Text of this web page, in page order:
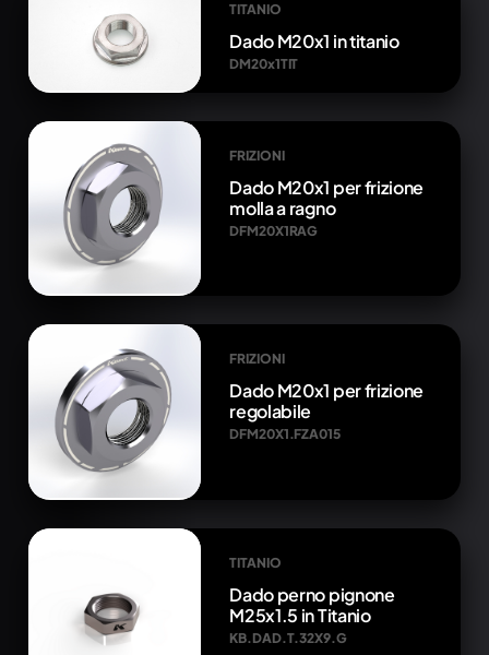
TITANIO
Dado M20x1 in titanio
DM20x1TIT
FRIZIONI
Dado M20x1 per frizione
molla a ragno
DFM20X1RAG
FRIZIONI
Dado M20x1 per frizione
regolabile
DFM20X1.FZA015
TITANIO
Dado perno pignone
M25x1.5 in Titanio
KB.DAD.T.32X9.G